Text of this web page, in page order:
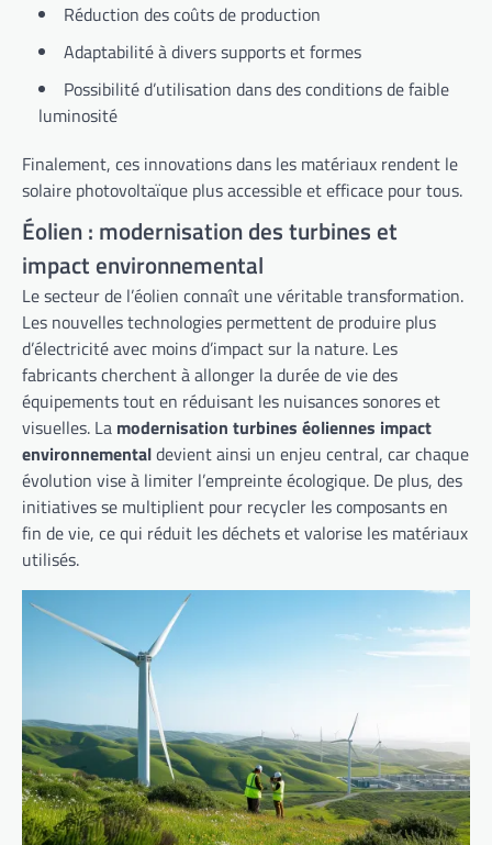
Réduction des coûts de production
Adaptabilité à divers supports et formes
Possibilité d’utilisation dans des conditions de faible
luminosité
Finalement, ces innovations dans les matériaux rendent le
solaire photovoltaïque plus accessible et efficace pour tous.
Éolien : modernisation des turbines et
impact environnemental
Le secteur de l’éolien connaît une véritable transformation.
Les nouvelles technologies permettent de produire plus
d’électricité avec moins d’impact sur la nature. Les
fabricants cherchent à allonger la durée de vie des
équipements tout en réduisant les nuisances sonores et
visuelles. La modernisation turbines éoliennes impact
environnementaldevient ainsi un enjeu central, car chaque
évolution vise à limiter l’empreinte écologique. De plus, des
initiatives se multiplient pour recycler les composants en
fin de vie, ce qui réduit les déchets et valorise les matériaux
utilisés.